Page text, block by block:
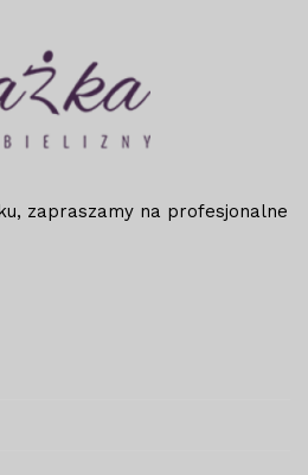
zapraszamy na profesjonalne